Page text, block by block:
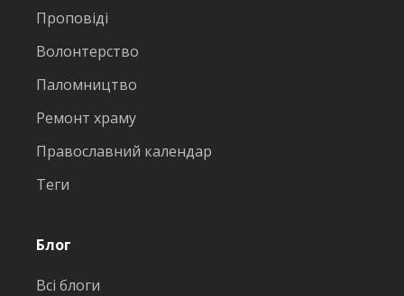
Проповіді
Волонтерство
Паломництво
Ремонт храму
Православний календар
Теги
Блог
Всі блоги